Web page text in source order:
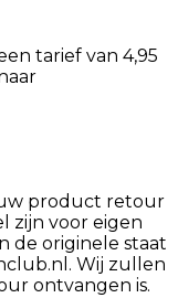
tarief van 4,95
product retour
zijn voor eigen
de originele staat
Wij zullen
ontvangen is.